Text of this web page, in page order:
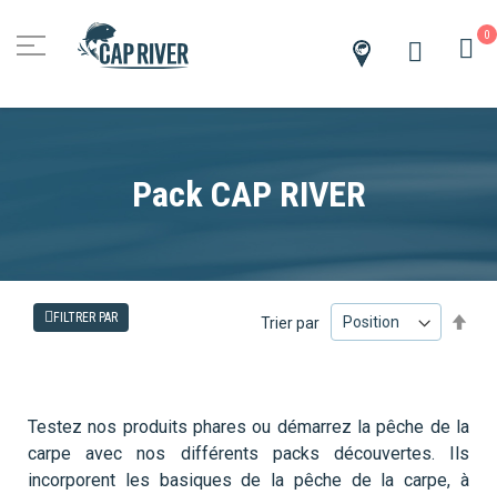
Trouver
un
0
Pack CAP RIVER
Testez nos produits phares ou démarrez la pêche de la
carpe avec nos différents packs découvertes. Ils
incorporent les basiques de la pêche de la carpe, à
Trier par
FILTRER PAR